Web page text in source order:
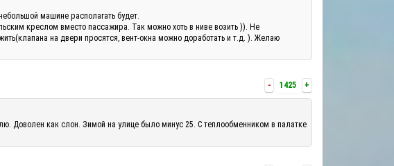
машине располагать будет.
креслом вместо пассажира. Так можно хоть в ниве возить )). Не
на двери просятся, вент-окна можно доработать и т.д. ). Желаю
- 1425 +
Доволен как слон. Зимой на улице было минус 25. С теплообменником в палатке